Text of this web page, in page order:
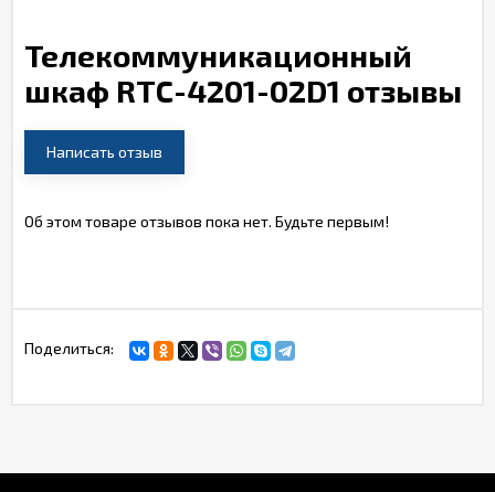
Телекоммуникационный
шкаф RTC-4201-02D1 отзывы
Написать отзыв
Об этом товаре отзывов пока нет. Будьте первым!
Поделиться: